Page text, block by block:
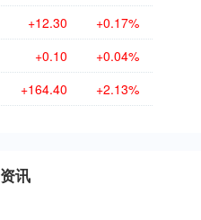
+12.30 +0.17%
+0.10 +0.04%
+164.40 +2.13%
讯